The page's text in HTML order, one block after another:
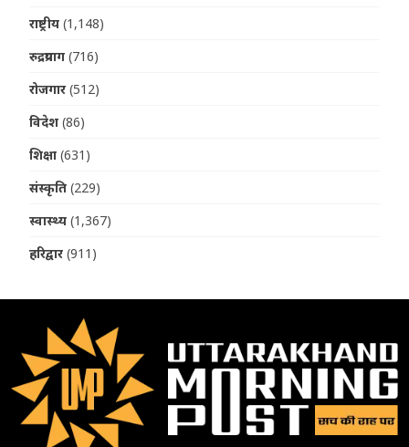
राष्ट्रीय (1,148)
रुद्रप्रयाग (716)
रोजगार (512)
विदेश (86)
शिक्षा (631)
संस्कृति (229)
स्वास्थ्य (1,367)
हरिद्वार (911)